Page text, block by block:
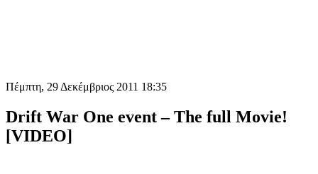
Πέμπτη, 29 Δεκέμβριος 2011 18:35
Drift War One event – The full Movie!
[VIDEO]